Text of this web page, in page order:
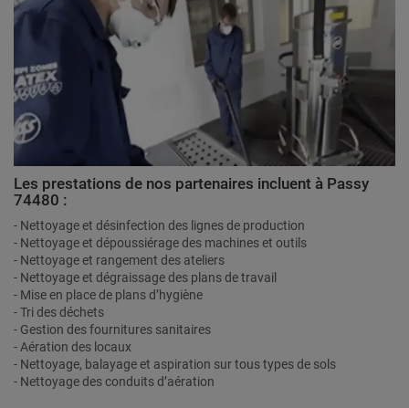
Les prestations de nos partenaires incluent à Passy
74480 :
- Nettoyage et désinfection des lignes de production
- Nettoyage et dépoussiérage des machines et outils
- Nettoyage et rangement des ateliers
- Nettoyage et dégraissage des plans de travail
- Mise en place de plans d’hygiène
- Tri des déchets
- Gestion des fournitures sanitaires
- Aération des locaux
- Nettoyage, balayage et aspiration sur tous types de sols
- Nettoyage des conduits d’aération